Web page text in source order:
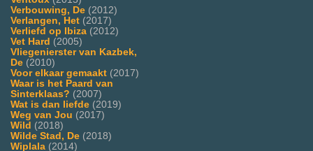
Verbouwing, De (2012)
Verlangen, Het (2017)
Verliefd op Ibiza (2012)
Vet Hard (2005)
Vliegenierster van Kazbek,
De (2010)
Voor elkaar gemaakt (2017)
Waar is het Paard van
Sinterklaas? (2007)
Wat is dan liefde (2019)
Weg van Jou (2017)
Wild (2018)
Wilde Stad, De (2018)
Wiplala (2014)